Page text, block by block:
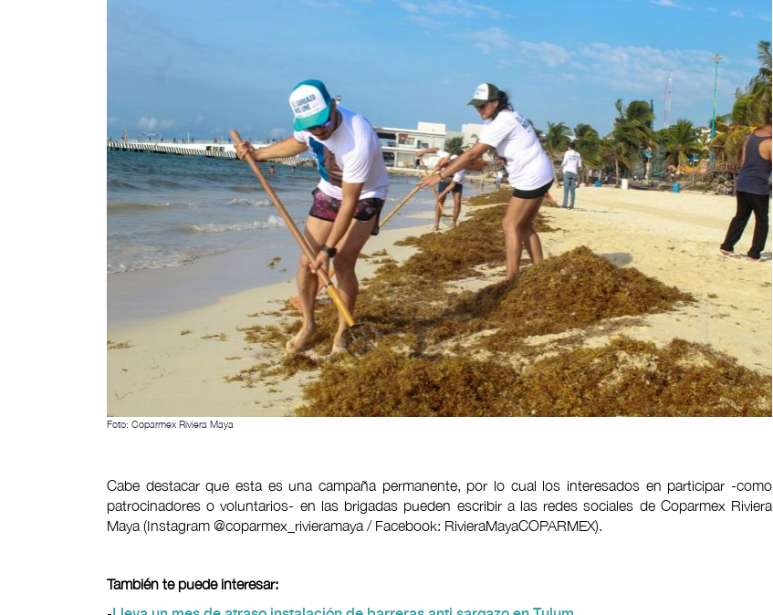
Foto: Coparmex Riviera Maya
Cabe destacar que esta es una campaña permanente, por lo cual los interesados en participar -como
patrocinadores o voluntarios- en las brigadas pueden escribir a las redes sociales de Coparmex Riviera
Maya (Instagram @coparmex_rivieramaya / Facebook: RivieraMayaCOPARMEX).
También te puede interesar: